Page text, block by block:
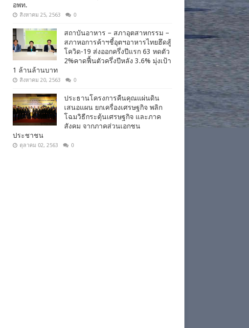
อพท.
สิงหาคม 25, 2563 0
สถาบันอาหาร – สภาอุตสาหกรรม –
สภาหอการค้าฯชี้อุตฯอาหารไทยฮึดสู้
โควิด-19 ส่งออกครึ่งปีแรก 63 หดตัว
2%คาดฟื้นตัวครึ่งปีหลัง 3.6% มุ่งเป้า
1 ล้านล้านบาท
สิงหาคม 20, 2563 0
ประธานโครงการคืนคุณแผ่นดิน
เสนอแผน ยกเครื่องเศรษฐกิจ พลิก
โฉมวิธีกระตุ้นเศรษฐกิจ และภาค
สังคม จากภาคส่วนเอกชน
ประชาชน
ตุลาคม 02, 2563 0